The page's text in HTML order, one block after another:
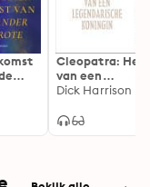
Cleopatra: Het
van een
legendarische
Dick Harrison